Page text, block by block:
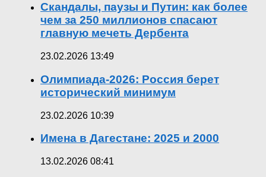
Скандалы, паузы и Путин: как более
чем за 250 миллионов спасают
главную мечеть Дербента
23.02.2026 13:49
Олимпиада-2026: Россия берет
исторический минимум
23.02.2026 10:39
Имена в Дагестане: 2025 и 2000
13.02.2026 08:41